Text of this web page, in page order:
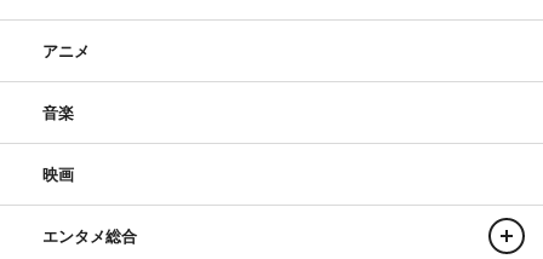
アニメ
音楽
映画
エンタメ総合